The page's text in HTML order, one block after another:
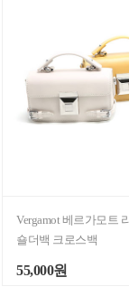
Vergamot 베르가모트
숄더백 크로스백
55,000원